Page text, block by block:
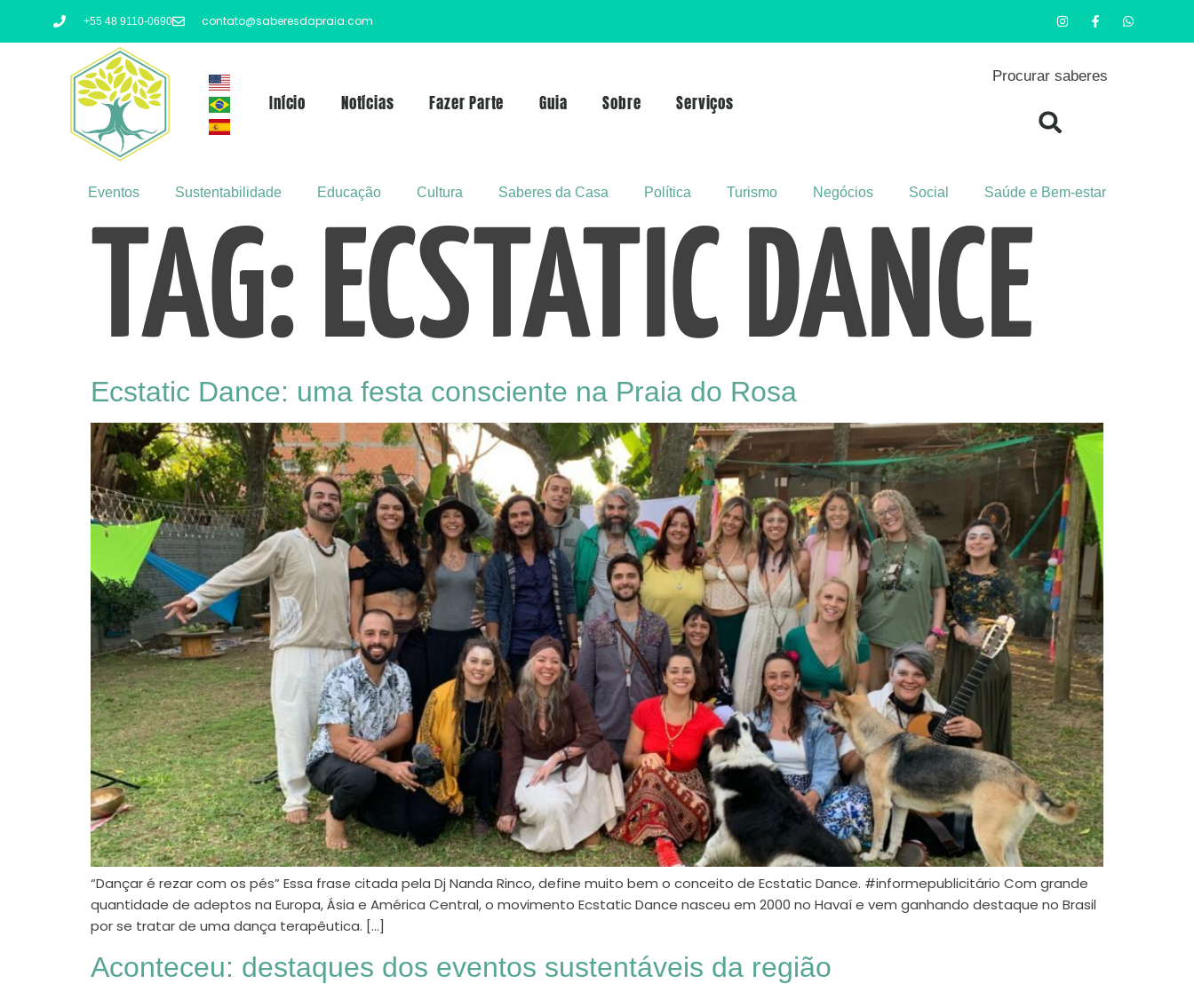
+55 48 9110-0690 contato@saberesdapraia.com
Início Notícias Fazer Parte Guia Sobre Serviços
Procurar saberes
Eventos Sustentabilidade Educação Cultura Saberes da Casa Política Turismo Negócios Social Saúde e Bem-estar
TAG: ECSTATIC DANCE
Ecstatic Dance: uma festa consciente na Praia do Rosa
“Dançar é rezar com os pés” Essa frase citada pela Dj Nanda Rinco, define muito bem o conceito de Ecstatic Dance. #informepublicitário Com grande
quantidade de adeptos na Europa, Ásia e América Central, o movimento Ecstatic Dance nasceu em 2000 no Havaí e vem ganhando destaque no Brasil
por se tratar de uma dança terapêutica. […]
Aconteceu: destaques dos eventos sustentáveis da região